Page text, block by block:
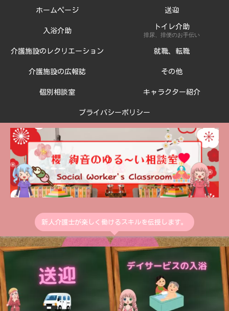
新人介護士が楽しく働けるスキルを伝授します。
ホームページ 送迎
入浴介助
トイレ介助
排尿、排便のお手伝い
介護施設のレクリエーション 就職、転職
介護施設の広報誌 その他
個別相談室 キャラクター紹介
プライバシーポリシー